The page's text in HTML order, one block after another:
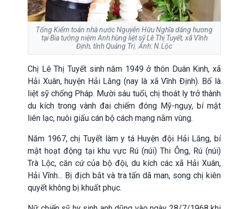
Tổng Kiểm toán nhà nước Nguyễn Hữu Nghĩa dâng hương
tại Bia tưởng niệm Anh hùng liệt sỹ Lê Thị Tuyết, xã Vĩnh
Định, tỉnh Quảng Trị. Ảnh: N.Lộc
Chị Lê Thị Tuyết sinh năm 1949 ở thôn Duân Kinh, xã
Hải Xuân, huyện Hải Lăng (nay là xã Vĩnh Định). Bố là
liệt sỹ chống Pháp. Mười sáu tuổi, chị thoát ly trở thành
du kích trong vành đai chiếm đóng Mỹ-ngụy, bí mật
liên lạc, nuôi giấu cán bộ cách mạng nằm vùng.
Năm 1967, chị Tuyết làm y tá Huyện đội Hải Lăng, bí
mật hoạt động tại khu vực Rú (núi) Thi Ông, Rú (núi)
Trà Lộc, căn cứ của bộ đội, du kích các xã Hải Xuân,
Hải Vĩnh... Bị địch bắt và tra tấn dã man, song chị kiên
quyết không bị khuất phục.